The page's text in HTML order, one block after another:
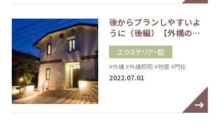
後からプランしやすいよ
うに（後編）【外構の…
エクステリア・庭
#外構#外構照明 #物置 #門柱
2022.07.01